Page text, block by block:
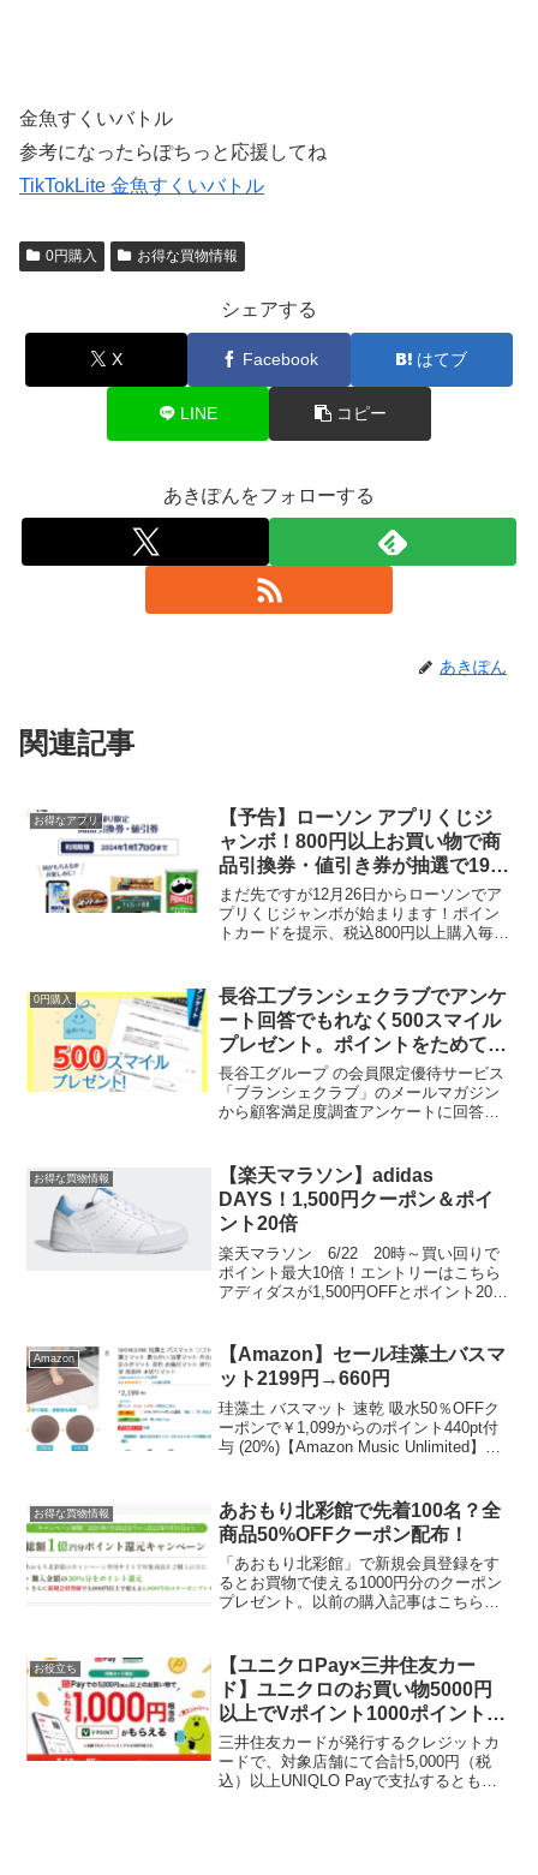
金魚すくいバトル
参考になったらぽちっと応援してね
TikTokLite 金魚すくいバトル
0円購入 お得な買物情報
シェアする
X Facebook はてブ
LINE コピー
あきぽんをフォローする
あきぽん
関連記事
お得なアプリ
【予告】ローソン アプリくじジ
ャンボ！800円以上お買い物で商
品引換券・値引き券が抽選で199
万枚当たる（12/26～1/15）
まだ先ですが12月26日からローソンでア
プリくじジャンボが始まります！ポイン
トカードを提示、税込800円以上購入毎に
SPY×FAMILYのオリジナル...
0円購入
長谷工ブランシェクラブでアンケ
ート回答でもれなく500スマイル
プレゼント。ポイントをためてお
米と交換できる
長谷工グループ の会員限定優待サービス
「ブランシェクラブ」のメールマガジン
から顧客満足度調査アンケートに回答で
交換できました。只今のスマイル数スマ
イルポイントをため...
お得な買物情報
【楽天マラソン】adidas
DAYS！1,500円クーポン＆ポイ
ント20倍
楽天マラソン 6/22 20時～買い回りで
ポイント最大10倍！エントリーはこちら
アディダスが1,500円OFFとポイント20倍
Amazon
【Amazon】セール珪藻土バスマ
ット2199円→660円
珪藻土 バスマット 速乾 吸水50％OFFク
ーポンで￥1,099からのポイント440pt付
与 (20%)【Amazon Music Unlimited】月
円...
お得な買物情報
あおもり北彩館で先着100名？全
商品50%OFFクーポン配布！
「あおもり北彩館」で新規会員登録をす
るとお買物で使える1000円分のクーポン
プレゼント。以前の購入記事はこちら現
館」から全商品50％OFFクーポンがメー
ルで届き...
お役立ち
【ユニクロPay×三井住友カー
ド】ユニクロのお買い物5000円
以上でVポイント1000ポイントも
らえる！初めてUNIQLO Pay登録
ですぐに使える500円分のクーポ
ンも！
三井住友カードが発行するクレジットカ
ードで、対象店舗にて合計5,000円（税
込）以上UNIQLO Payで支払するともれ